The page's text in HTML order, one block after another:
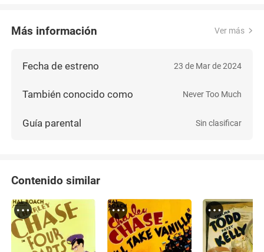
Más información Ver más
Fecha de estreno 23 de Mar de 2024
También conocido como Never Too Much
Guía parental Sin clasificar
Contenido similar